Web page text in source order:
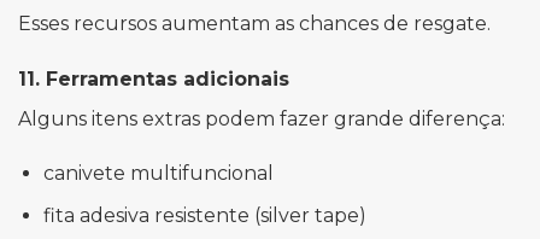
Esses recursos aumentam as chances de resgate.
11. Ferramentas adicionais
Alguns itens extras podem fazer grande diferença:
canivete multifuncional
fita adesiva resistente (silver tape)